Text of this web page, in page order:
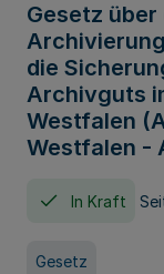
Gesetz
die
Archivguts
Westfalen
Westfalen -
In Kraft
Gesetz